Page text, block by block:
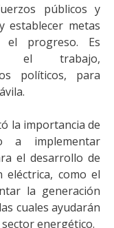
públicos y
establecer metas
el progreso. Es
el trabajo,
políticos, para
la importancia de
a implementar
el desarrollo de
eléctrica, como el
la generación
cuales ayudarán
energético.